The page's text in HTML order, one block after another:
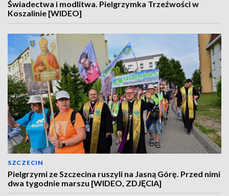
Świadectwa i modlitwa. Pielgrzymka Trzeźwości w
Koszalinie [WIDEO]
SZCZECIN
Pielgrzymi ze Szczecina ruszyli na Jasną Górę. Przed nimi
dwa tygodnie marszu [WIDEO, ZDJĘCIA]